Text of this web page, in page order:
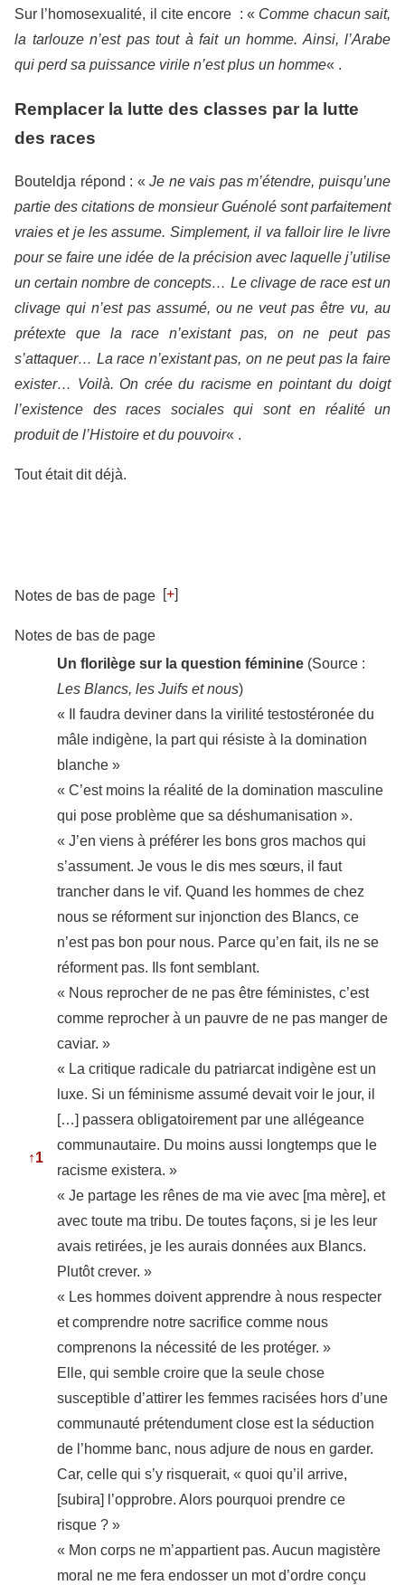
Sur l’homosexualité, il cite encore : « Comme chacun sait,
la tarlouze n’est pas tout à fait un homme. Ainsi, l’Arabe
qui perd sa puissance virile n’est plus un homme« .
Remplacer la lutte des classes par la lutte
des races
Bouteldja répond : «Je ne vais pas m’étendre, puisqu’une
partie des citations de monsieur Guénolé sont parfaitement
vraies et je les assume. Simplement, il va falloir lire le livre
pour se faire une idée de la précision avec laquelle j’utilise
un certain nombre de concepts… Le clivage de race est un
clivage qui n’est pas assumé, ou ne veut pas être vu, au
prétexte que la race n’existant pas, on ne peut pas
s’attaquer… La race n’existant pas, on ne peut pas la faire
exister… Voilà. On crée du racisme en pointant du doigt
l’existence des races sociales qui sont en réalité un
produit de l’Histoire et du pouvoir« .
Tout était dit déjà.
Notes de bas de page [+]
Notes de bas de page
↑1
Un florilège sur la question féminine (Source :
Les Blancs, les Juifs et nous)
« Il faudra deviner dans la virilité testostéronée du
mâle indigène, la part qui résiste à la domination
blanche »
« C’est moins la réalité de la domination masculine
qui pose problème que sa déshumanisation ».
« J’en viens à préférer les bons gros machos qui
s’assument. Je vous le dis mes sœurs, il faut
trancher dans le vif. Quand les hommes de chez
nous se réforment sur injonction des Blancs, ce
n’est pas bon pour nous. Parce qu’en fait, ils ne se
réforment pas. Ils font semblant.
« Nous reprocher de ne pas être féministes, c’est
comme reprocher à un pauvre de ne pas manger de
caviar. »
« La critique radicale du patriarcat indigène est un
luxe. Si un féminisme assumé devait voir le jour, il
[…] passera obligatoirement par une allégeance
communautaire. Du moins aussi longtemps que le
racisme existera. »
« Je partage les rênes de ma vie avec [ma mère], et
avec toute ma tribu. De toutes façons, si je les leur
avais retirées, je les aurais données aux Blancs.
Plutôt crever. »
« Les hommes doivent apprendre à nous respecter
et comprendre notre sacrifice comme nous
comprenons la nécessité de les protéger. »
Elle, qui semble croire que la seule chose
susceptible d’attirer les femmes racisées hors d’une
communauté prétendument close est la séduction
de l’homme banc, nous adjure de nous en garder.
Car, celle qui s’y risquerait, « quoi qu’il arrive,
[subira] l’opprobre. Alors pourquoi prendre ce
risque ? »
« Mon corps ne m’appartient pas. Aucun magistère
moral ne me fera endosser un mot d’ordre conçu